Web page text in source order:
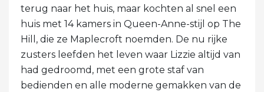
terug naar het huis, maar kochten al snel een
huis met 14 kamers in Queen-Anne-stijl op The
Hill, die ze Maplecroft noemden. De nu rijke
zusters leefden het leven waar Lizzie altijd van
had gedroomd, met een grote staf van
bedienden en alle moderne gemakken van de